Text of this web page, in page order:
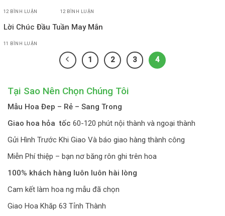
12 BÌNH LUẬN 12 BÌNH LUẬN
Lời Chúc Đầu Tuần May Mắn
11 BÌNH LUẬN
1 2 3 4
Tại Sao Nên Chọn Chúng Tôi
Mẫu Hoa Đep – Rẻ – Sang Trong
Giao hoa hỏa tốc 60-120 phút nội thành và ngoại thành
Gửi Hình Trước Khi Giao Và báo giao hàng thành công
Miễn Phí thiệp – bạn nơ băng rôn ghi trên hoa
100% khách hàng luôn luôn hài lòng
Cam kết làm hoa ng mẫu đã chọn
Giao Hoa Khăp 63 Tỉnh Thành